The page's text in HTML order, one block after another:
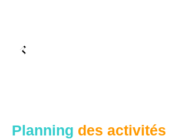
Planning des activités